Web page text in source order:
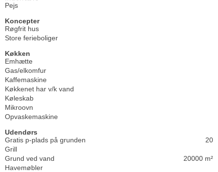
Pejs
Koncepter
Røgfrit hus
Store ferieboliger
Køkken
Emhætte
Gas/elkomfur
Kaffemaskine
Køkkenet har v/k vand
Køleskab
Mikroovn
Opvaskemaskine
Udendørs
Gratis p-plads på grunden
20
Grill
Grund ved vand
20000 m²
Havemøbler